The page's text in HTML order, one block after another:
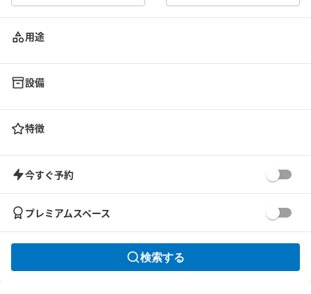
用途
設備
特徴
今すぐ予約
プレミアムスペース
検索する